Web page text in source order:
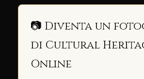
📷 Diventa un
di Cultural
Online